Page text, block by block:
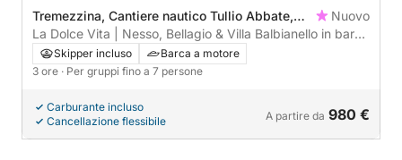
Tremezzina, Cantiere nautico Tullio Abbate,
Italy
Nuovo
La Dolce Vita | Nesso, Bellagio & Villa Balbianello in barca
privata
Skipper incluso
Barca a motore
3 ore · Per gruppi fino a 7 persone
Carburante incluso
Cancellazione flessibile
A partire da 980 €